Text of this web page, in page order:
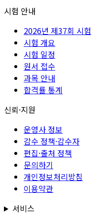
시험 안내
2026년 제37회 시험
시험 개요
시험 일정
원서 접수
과목 안내
합격률 통계
신뢰·지원
운영사 정보
감수 정책·감수자
편집·출처 정책
문의하기
개인정보처리방침
이용약관
서비스